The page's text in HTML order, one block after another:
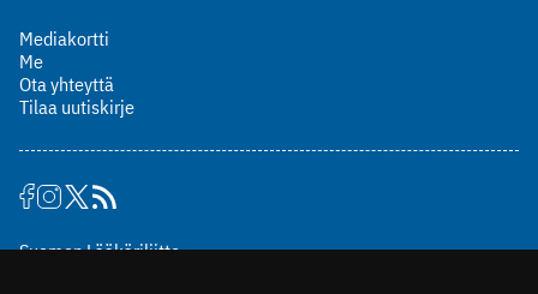
Mediakortti
Me
Ota yhteyttä
Tilaa uutiskirje
Suomen Lääkäriliitto